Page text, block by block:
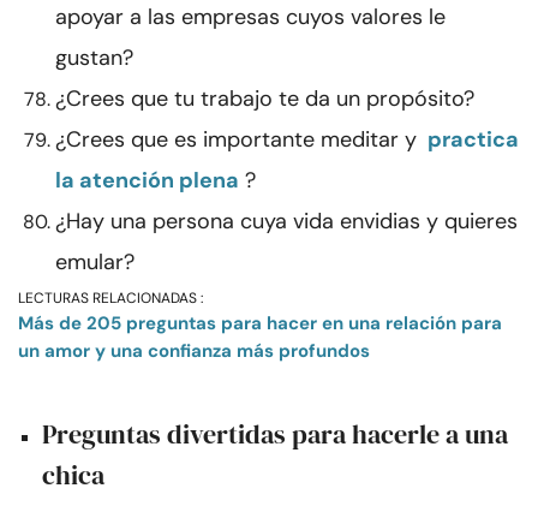
apoyar a las empresas cuyos valores le
gustan?
¿Crees que tu trabajo te da un propósito?
¿Crees que es importante meditar y practica
la atención plena ?
¿Hay una persona cuya vida envidias y quieres
emular?
LECTURAS RELACIONADAS :
Más de 205 preguntas para hacer en una relación para
un amor y una confianza más profundos
Preguntas divertidas para hacerle a una
chica